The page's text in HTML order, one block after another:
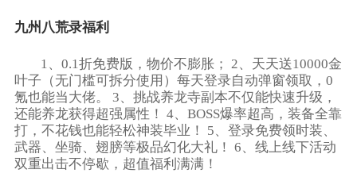
九州八荒录福利
1、0.1折免费版，物价不膨胀； 2、天天送10000金
叶子（无门槛可拆分使用）每天登录自动弹窗领取，0
氪也能当大佬。 3、挑战养龙寺副本不仅能快速升级，
还能养龙获得超强属性！ 4、BOSS爆率超高，装备全靠
打，不花钱也能轻松神装毕业！ 5、登录免费领时装、
武器、坐骑、翅膀等极品幻化大礼！ 6、线上线下活动
双重出击不停歇，超值福利满满！